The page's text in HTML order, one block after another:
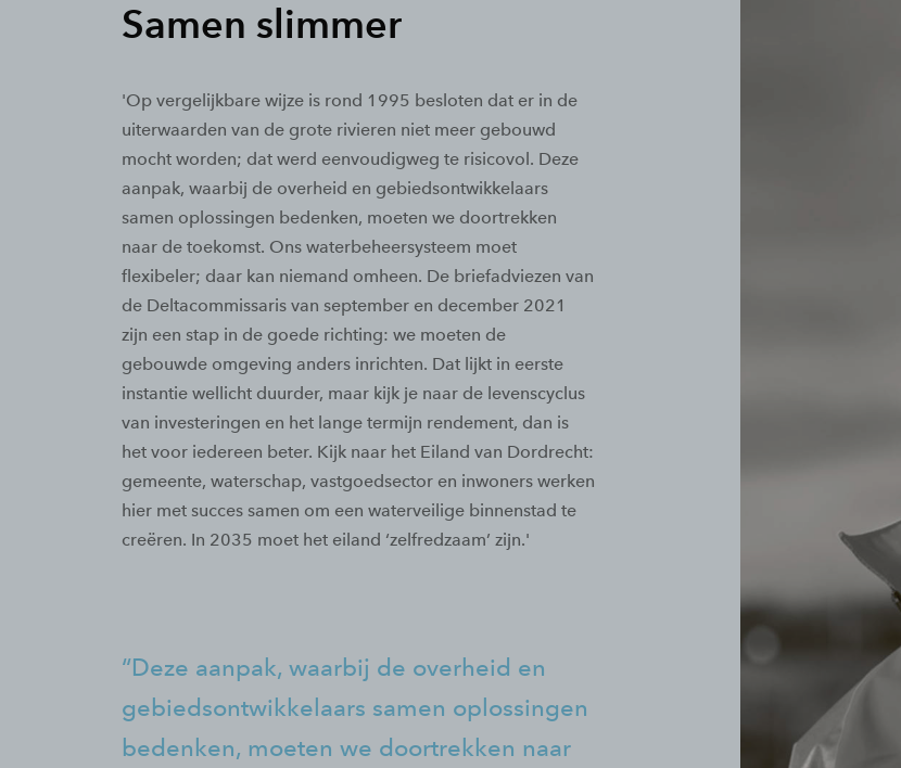
Samen slimmer
'Op vergelijkbare wijze is rond 1995 besloten dat er in de
uiterwaarden van de grote rivieren niet meer gebouwd
mocht worden; dat werd eenvoudigweg te risicovol. Deze
aanpak, waarbij de overheid en gebiedsontwikkelaars
samen oplossingen bedenken, moeten we doortrekken
naar de toekomst. Ons waterbeheersysteem moet
flexibeler; daar kan niemand omheen. De briefadviezen van
de Deltacommissaris van september en december 2021
zijn een stap in de goede richting: we moeten de
gebouwde omgeving anders inrichten. Dat lijkt in eerste
instantie wellicht duurder, maar kijk je naar de levenscyclus
van investeringen en het lange termijn rendement, dan is
het voor iedereen beter. Kijk naar het Eiland van Dordrecht:
gemeente, waterschap, vastgoedsector en inwoners werken
hier met succes samen om een waterveilige binnenstad te
creëren. In 2035 moet het eiland ‘zelfredzaam’ zijn.'
Deze aanpak, waarbij de overheid en
gebiedsontwikkelaars samen oplossingen
bedenken, moeten we doortrekken naar